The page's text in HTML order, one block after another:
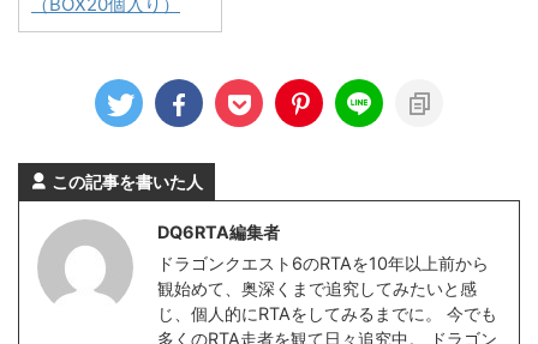
この記事を書いた人
DQ6RTA編集者
ドラゴンクエスト6のRTAを10年以上前から
観始めて、奥深くまで追究してみたいと感
じ、個人的にRTAをしてみるまでに。 今でも
多くのRTA走者を観て日々追究中。 ドラゴン